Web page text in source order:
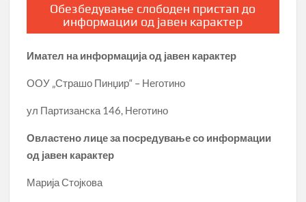
Обезбедување слободен пристап до
информации од јавен карактер
Имател на информација од јавен карактер
ООУ „Страшо Пинџир“ – Неготино
ул Партизанска 146, Неготино
Овластено лице за посредување со информации
од јавен карактер
Марија Стојкова